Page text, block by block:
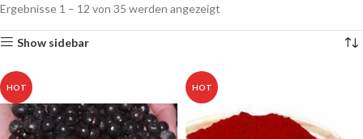
Ergebnisse 1 – 12 von 35 werden angezeigt
Show sidebar
HOT HOT